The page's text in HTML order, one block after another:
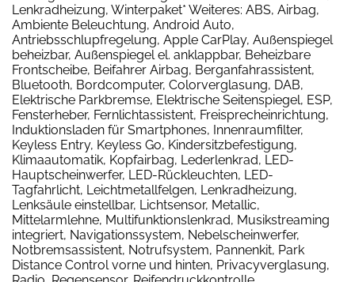
Lenkradheizung, Winterpaket* Weiteres: ABS, Airbag,
Ambiente Beleuchtung, Android Auto,
Antriebsschlupfregelung, Apple CarPlay, Außenspiegel
beheizbar, Außenspiegel el. anklappbar, Beheizbare
Frontscheibe, Beifahrer Airbag, Berganfahrassistent,
Bluetooth, Bordcomputer, Colorverglasung, DAB,
Elektrische Parkbremse, Elektrische Seitenspiegel, ESP,
Fensterheber, Fernlichtassistent, Freisprecheinrichtung,
Induktionsladen für Smartphones, Innenraumfilter,
Keyless Entry, Keyless Go, Kindersitzbefestigung,
Klimaautomatik, Kopfairbag, Lederlenkrad, LED-
Hauptscheinwerfer, LED-Rückleuchten, LED-
Tagfahrlicht, Leichtmetallfelgen, Lenkradheizung,
Lenksäule einstellbar, Lichtsensor, Metallic,
Mittelarmlehne, Multifunktionslenkrad, Musikstreaming
integriert, Navigationssystem, Nebelscheinwerfer,
Notbremsassistent, Notrufsystem, Pannenkit, Park
Distance Control vorne und hinten, Privacyverglasung,